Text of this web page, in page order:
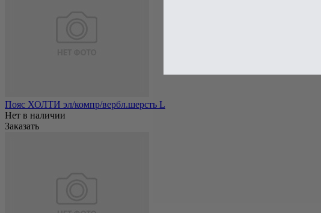
Пояс ХОЛТИ эл/компр/вербл.шерсть L
Нет в наличии
Заказать